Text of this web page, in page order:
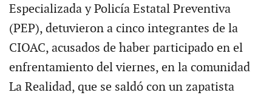
Especializada y Policía Estatal Preventiva
(PEP), detuvieron a cinco integrantes de la
CIOAC, acusados de haber participado en el
enfrentamiento del viernes, en la comunidad
La Realidad, que se saldó con un zapatista